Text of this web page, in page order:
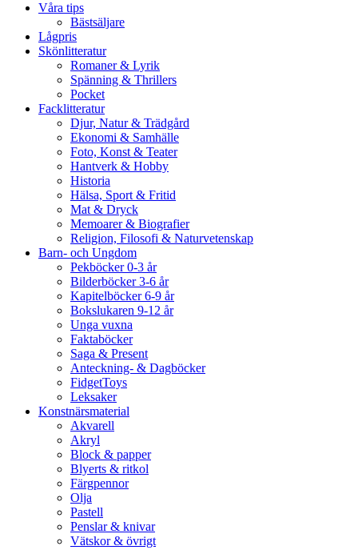
Våra tips
Bästsäljare
Lågpris
Skönlitteratur
Romaner & Lyrik
Spänning & Thrillers
Pocket
Facklitteratur
Djur, Natur & Trädgård
Ekonomi & Samhälle
Foto, Konst & Teater
Hantverk & Hobby
Historia
Hälsa, Sport & Fritid
Mat & Dryck
Memoarer & Biografier
Religion, Filosofi & Naturvetenskap
Barn- och Ungdom
Pekböcker 0-3 år
Bilderböcker 3-6 år
Kapitelböcker 6-9 år
Bokslukaren 9-12 år
Unga vuxna
Faktaböcker
Saga & Present
Anteckning- & Dagböcker
FidgetToys
Leksaker
Konstnärsmaterial
Akvarell
Akryl
Block & papper
Blyerts & ritkol
Färgpennor
Olja
Pastell
Penslar & knivar
Vätskor & övrigt